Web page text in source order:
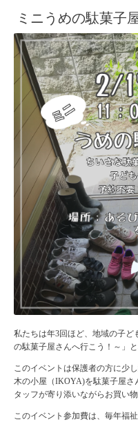
ミニうめの駄菓子
私たちは年3回ほど、地域の子
の駄菓子屋さんへ行こう！～」
このイベントは保護者の方に少
木の小屋（IKOYA)を駄菓子屋さ
タッフが寄り添いながらお買い
このイベント参加費は、毎年福